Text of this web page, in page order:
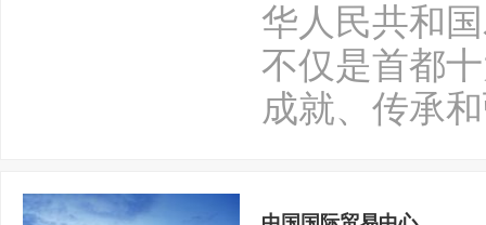
华人民共和
不仅是首都
成就、传承